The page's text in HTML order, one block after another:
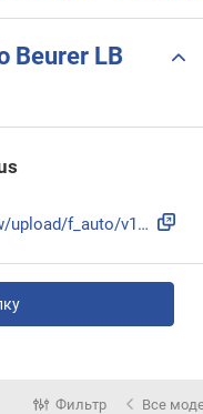
Beurer LB
https://res.cloudinary.com/beurer/raw/upload/f_auto/v159242...
Фильтр Все